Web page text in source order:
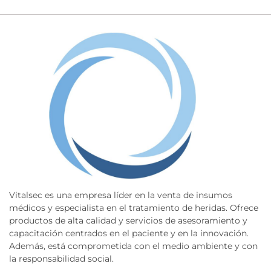
Vitalsec es una empresa líder en la venta de insumos
médicos y especialista en el tratamiento de heridas. Ofrece
productos de alta calidad y servicios de asesoramiento y
capacitación centrados en el paciente y en la innovación.
Además, está comprometida con el medio ambiente y con
la responsabilidad social.